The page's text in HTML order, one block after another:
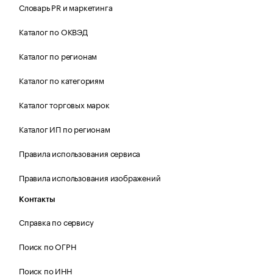
Словарь PR и маркетинга
Каталог по ОКВЭД
Каталог по регионам
Каталог по категориям
Каталог торговых марок
Каталог ИП по регионам
Правила использования сервиса
Правила использования изображений
Контакты
Справка по сервису
Поиск по ОГРН
Поиск по ИНН